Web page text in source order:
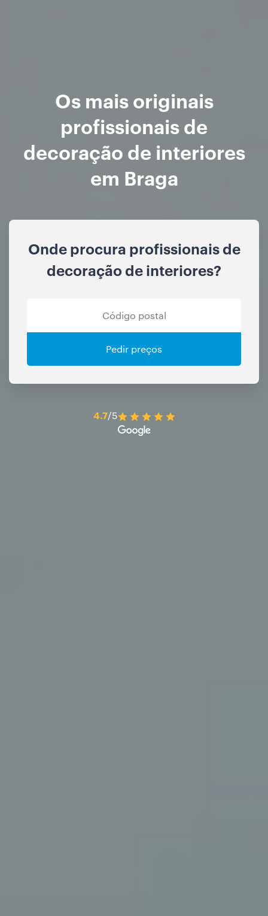
Os mais originais
profissionais de
decoração de interiores
em Braga
Onde procura profissionais de
decoração de interiores?
Pedir preços
4.7/5